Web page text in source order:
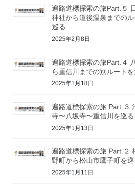
遍路道標探索の旅Part.５
神社から道後温泉までの
巡る
2025年2月8日
遍路道標探索の旅Part.４
ら重信川までの別ルートを
2025年1月18日
遍路道標探索の旅 Part.３
寺〜八坂寺〜重信川を巡る
2025年1月13日
遍路道標探索の旅 Part.２
野町から松山市鷹子町を巡
2025年1月11日